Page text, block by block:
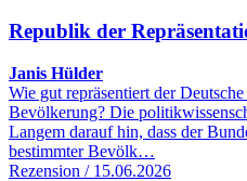
Republik der
Janis Hülder
Wie gut repräsentiert der
Bevölkerung? Die
Langem darauf hin, dass der
bestimmter Bevölk…
Rezension / 15.06.2026